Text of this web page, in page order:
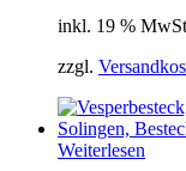
inkl. 19 %
zzgl.
Weiterlesen